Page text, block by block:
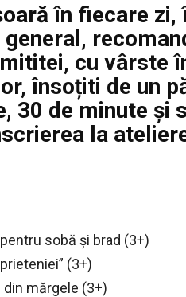
în fiecare zi,
cu vârste
însoțiti de un
30 de minute și
la
sobă și brad (3+)
(3+)
mărgele (3+)